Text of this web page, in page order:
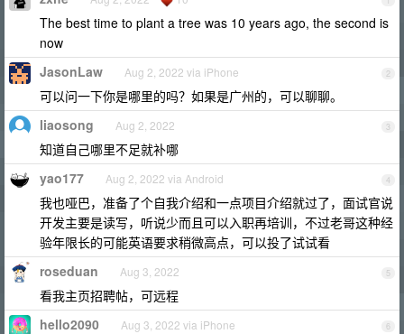
The best time to plant a tree was 10 years ago, the second is
now
2
JasonLaw Aug 2, 2022 via iPhone
可以问一下你是哪里的吗？如果是广州的，可以聊聊。
3
liaosong Aug 2, 2022
知道自己哪里不足就补哪
4
yao177 Aug 2, 2022 via Android
我也哑巴，准备了个自我介绍和一点项目介绍就过了，面试官说
开发主要是读写，听说少而且可以入职再培训，不过老哥这种经
验年限长的可能英语要求稍微高点，可以投了试试看
5
roseduan Aug 3, 2022
看我主页招聘帖，可远程
6
hello2090 Aug 3, 2022 via iPhone